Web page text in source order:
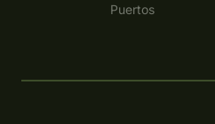
Puertos